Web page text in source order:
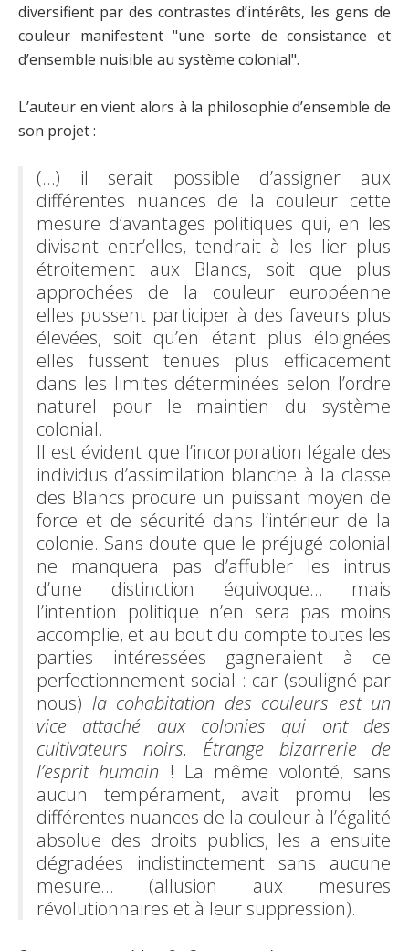
diversifient par des contrastes d’intérêts, les gens de
couleur manifestent "une sorte de consistance et
d’ensemble nuisible au système colonial".
L’auteur en vient alors à la philosophie d’ensemble de
son projet :
(…) il serait possible d’assigner aux
différentes nuances de la couleur cette
mesure d’avantages politiques qui, en les
divisant entr’elles, tendrait à les lier plus
étroitement aux Blancs, soit que plus
approchées de la couleur européenne
elles pussent participer à des faveurs plus
élevées, soit qu’en étant plus éloignées
elles fussent tenues plus efficacement
dans les limites déterminées selon l’ordre
naturel pour le maintien du système
colonial.
Il est évident que l’incorporation légale des
individus d’assimilation blanche à la classe
des Blancs procure un puissant moyen de
force et de sécurité dans l’intérieur de la
colonie. Sans doute que le préjugé colonial
ne manquera pas d’affubler les intrus
d’une distinction équivoque… mais
l’intention politique n’en sera pas moins
accomplie, et au bout du compte toutes les
parties intéressées gagneraient à ce
perfectionnement social : car (souligné par
nous) la cohabitation des couleurs est un
vice attaché aux colonies qui ont des
cultivateurs noirs. Étrange bizarrerie de
l’esprit humain ! La même volonté, sans
aucun tempérament, avait promu les
différentes nuances de la couleur à l’égalité
absolue des droits publics, les a ensuite
dégradées indistinctement sans aucune
mesure… (allusion aux mesures
révolutionnaires et à leur suppression).